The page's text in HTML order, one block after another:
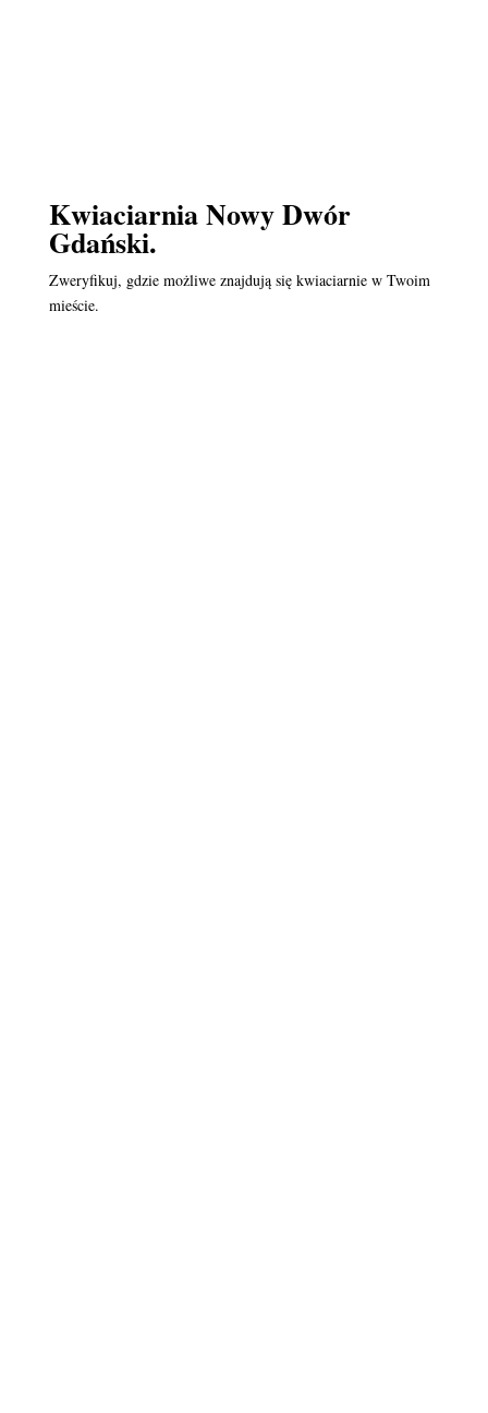
Kwiaciarnia Nowy Dwór
Gdański.
Zweryfikuj, gdzie możliwe znajdują się kwiaciarnie w Twoim
mieście.